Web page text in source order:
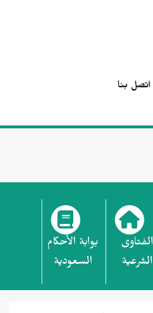
اتصل بنا
الفتاوى
الشرعية
بوابة الأحكام
السعودية